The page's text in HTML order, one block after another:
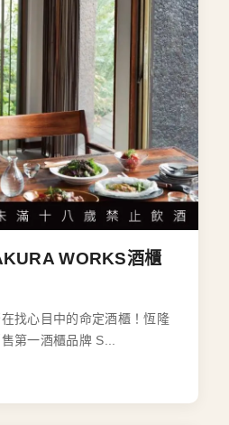
WORKS酒櫃
找心目中的命定酒櫃！恆隆
第一酒櫃品牌 S...